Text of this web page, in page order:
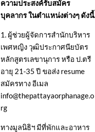
ความประสงค์รับสมัคร
บุคลากร ในตำแหน่งต่างๆ ดังนี้.
1. ผู้ช่วยผู้จัดการสำนักบริหาร
เพศหญิง วุฒิประกาศนียบัตร
หลักสูตรเลขานุการ หรือ ป.ตรี
อายุ 21-35 ปี ขอส่ง resume
สมัครทาง อีเมล
info@thepattayaorphanage.o
rg
ทางมูลนิธิฯ มีที่พักและอาหาร